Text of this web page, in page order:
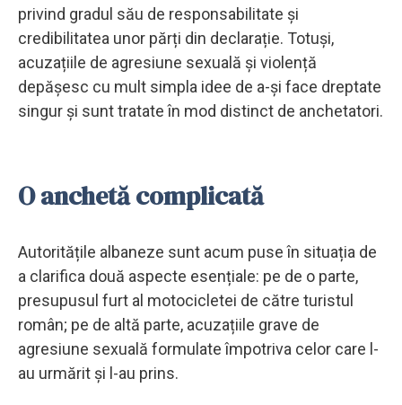
privind gradul său de responsabilitate și
credibilitatea unor părți din declarație. Totuși,
acuzațiile de agresiune sexuală și violență
depășesc cu mult simpla idee de a-și face dreptate
singur și sunt tratate în mod distinct de anchetatori.
O anchetă complicată
Autoritățile albaneze sunt acum puse în situația de
a clarifica două aspecte esențiale: pe de o parte,
presupusul furt al motocicletei de către turistul
român; pe de altă parte, acuzațiile grave de
agresiune sexuală formulate împotriva celor care l-
au urmărit și l-au prins.